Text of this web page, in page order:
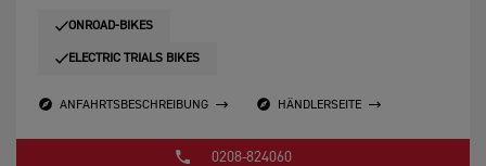
ONROAD-BIKES
ELECTRIC TRIALS BIKES
ANFAHRTSBESCHREIBUNG HÄNDLERSEITE
0208-824060